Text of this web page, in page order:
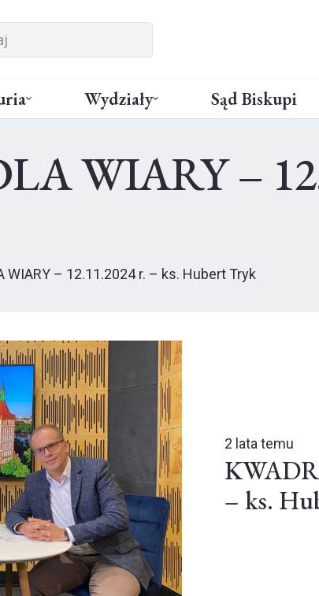
Wydziały Sąd Biskupi
WIARY –
WIARY – 12.11.2024 r. – ks. Hubert Tryk
2 lata temu
– ks.